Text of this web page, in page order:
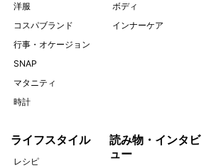
洋服
コスパブランド
行事・オケージョン
SNAP
マタニティ
時計
ボディ
インナーケア
ライフスタイル
レシピ
読み物・インタビ
ュー